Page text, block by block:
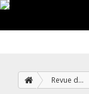
Revue de presse